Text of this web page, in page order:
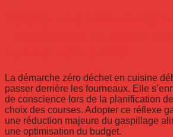
La démarche zéro déchet en cuisine
passer derrière les fourneaux. Elle
de conscience lors de la planification
choix des courses. Adopter ce réflexe
une réduction majeure du gaspillage
une optimisation du budget.